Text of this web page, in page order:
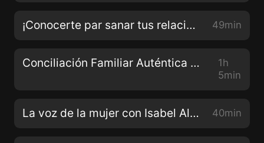
¡Conocerte par sanar tus relaciones! Con Paula López 49min
Conciliación Familiar Auténtica Con Roberto Martínez
1h
5min
La voz de la mujer con Isabel Allende 40min